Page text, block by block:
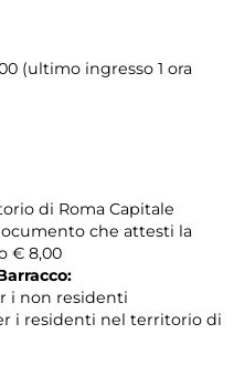
(ultimo ingresso 1 ora
di Roma Capitale
che attesti la
€ 8,00
i non residenti
i residenti nel territorio di